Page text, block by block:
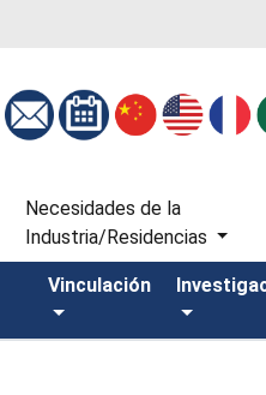
Necesidades de la
Industria/Residencias
Vinculación